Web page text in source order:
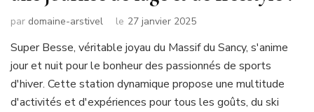
par domaine-arstivel le 27 janvier 2025
Super Besse, véritable joyau du Massif du Sancy, s'anime
jour et nuit pour le bonheur des passionnés de sports
d'hiver. Cette station dynamique propose une multitude
d'activités et d'expériences pour tous les goûts, du ski